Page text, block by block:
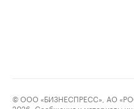
© ООО «БИЗНЕСПРЕСС», АО